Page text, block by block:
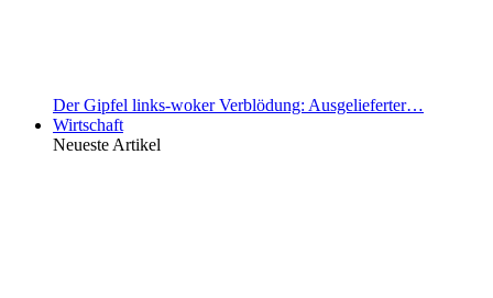
Der Gipfel links-woker Verblödung: Ausgelieferter…
Wirtschaft
Neueste Artikel